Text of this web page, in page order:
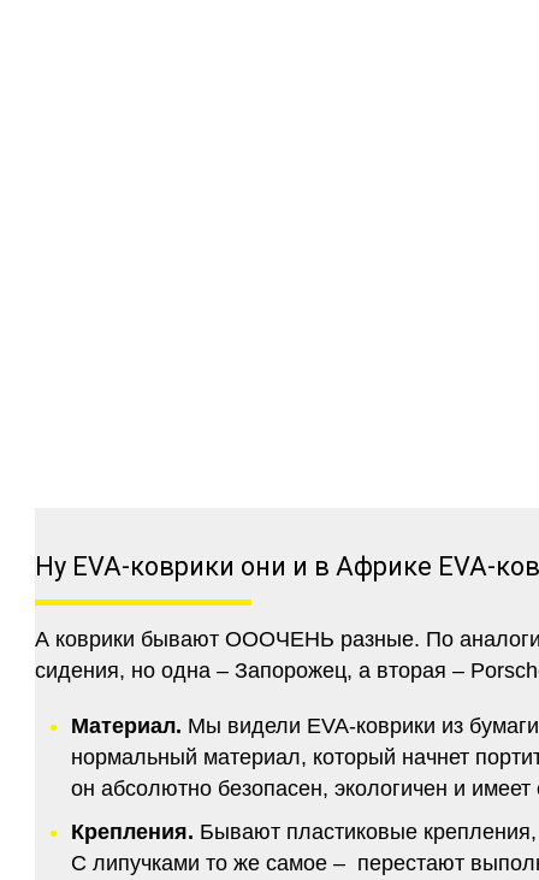
Ну EVA-коврики они и в Африке EVA-
А коврики бывают ОООЧЕНЬ разные. По
сидения, но одна – Запорожец, а вторая –
Материал. Мы видели EVA-коврики из
нормальный материал, который начнет
он абсолютно безопасен, экологичен и
Крепления. Бывают пластиковые
С липучками то же самое – перестают